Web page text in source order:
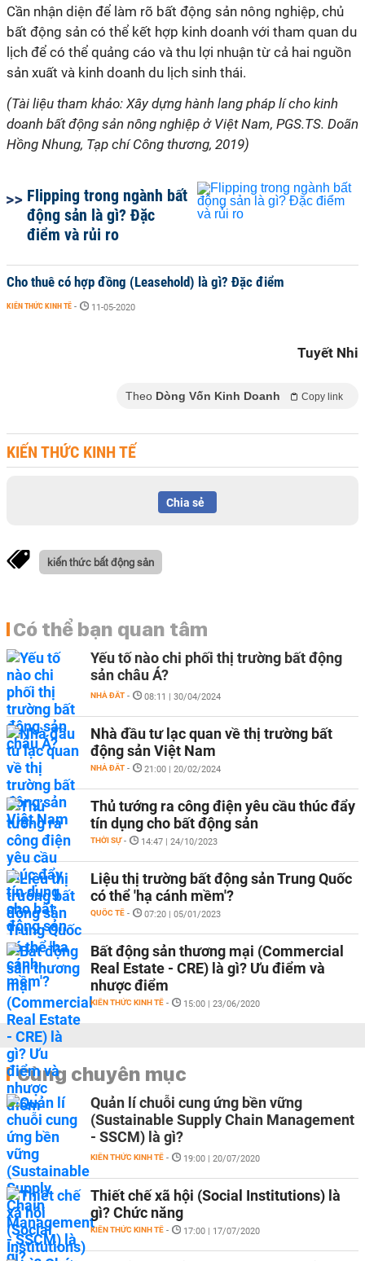
Cần nhận diện để làm rõ bất động sản nông nghiệp, chủ
bất động sản có thể kết hợp kinh doanh với tham quan du
lịch để có thể quảng cáo và thu lợi nhuận từ cả hai nguồn
sản xuất và kinh doanh du lịch sinh thái.
(Tài liệu tham khảo: Xây dựng hành lang pháp lí cho kinh
doanh bấtđộng sản nông nghiệp ở Việt Nam, PGS.TS. Doãn
Hồng Nhung, Tạp chí Công thương, 2019)
Flipping trong ngành bất
động sản là gì? Đặc
điểm và rủi ro
Cho thuê có hợp đồng (Leasehold) là gì? Đặc điểm
KIẾN THỨC KINH TẾ - 11-05-2020
Tuyết Nhi
Theo Dòng Vốn Kinh Doanh Copy link
KIẾN THỨC KINH TẾ
Chia sẻ
kiến thức bất động sản
Có thể bạn quan tâm
Yếu tố nào chi phối thị trường bất động
sản châu Á?
NHÀ ĐẤT - 08:11 | 30/04/2024
Nhà đầu tư lạc quan về thị trường bất
động sản Việt Nam
NHÀ ĐẤT - 21:00 | 20/02/2024
Thủ tướng ra công điện yêu cầu thúc đẩy
tín dụng cho bất động sản
THỜI SỰ - 14:47 | 24/10/2023
Liệu thị trường bất động sản Trung Quốc
có thể 'hạ cánh mềm'?
QUỐC TẾ - 07:20 | 05/01/2023
Bất động sản thương mại (Commercial
Real Estate - CRE) là gì? Ưu điểm và
nhược điểm
KIẾN THỨC KINH TẾ - 15:00 | 23/06/2020
Cùng chuyên mục
Quản lí chuỗi cung ứng bền vững
(Sustainable Supply Chain Management
- SSCM) là gì?
KIẾN THỨC KINH TẾ - 19:00 | 20/07/2020
Thiết chế xã hội (Social Institutions) là
gì? Chức năng
KIẾN THỨC KINH TẾ - 17:00 | 17/07/2020